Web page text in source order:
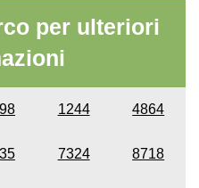
per ulteriori
1244 4864
7324 8718